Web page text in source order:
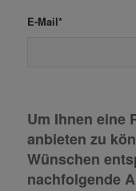
E-Mail*
Um Ihnen eine
anbieten zu
Wünschen
nachfolgende